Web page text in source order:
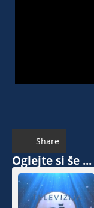
Share
Oglejte si še ...